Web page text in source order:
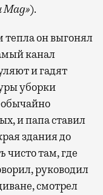
Mag»).
тепла он выгонял
канал
и гадят
уборки
и папа ставил
здания до
чисто там, где
руководил
смотрел